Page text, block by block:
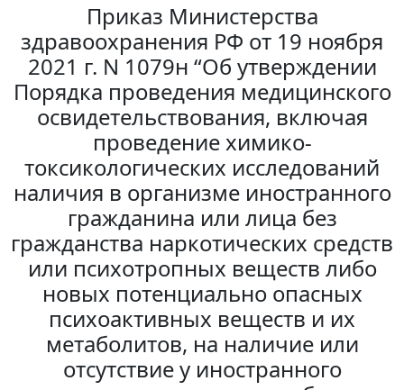
Приказ Министерства
здравоохранения РФ от 19 ноября
2021 г. N 1079н “Об утверждении
Порядка проведения медицинского
освидетельствования, включая
проведение химико-
токсикологических исследований
наличия в организме иностранного
гражданина или лица без
гражданства наркотических средств
или психотропных веществ либо
новых потенциально опасных
психоактивных веществ и их
метаболитов, на наличие или
отсутствие у иностранного